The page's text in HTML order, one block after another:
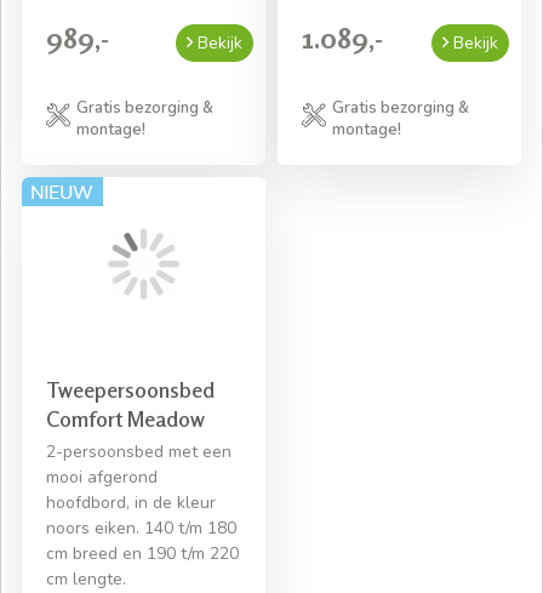
989,- Bekijk
Gratis bezorging &
montage!
1.089,- Bekijk
Gratis bezorging &
montage!
Tweepersoonsbed
Comfort Meadow
2-persoonsbed met een
mooi afgerond
hoofdbord, in de kleur
noors eiken. 140 t/m 180
cm breed en 190 t/m 220
cm lengte.